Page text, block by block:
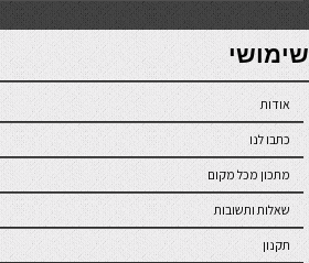
7slots
seriöse online casinos österreich
שימושי
אודות
כתבו לנו
מתכון מכל מקום
שאלות ותשובות
תקנון